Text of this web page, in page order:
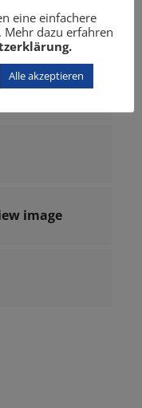
type
image
eine einfachere
Mehr dazu erfahren
Alle akzeptieren